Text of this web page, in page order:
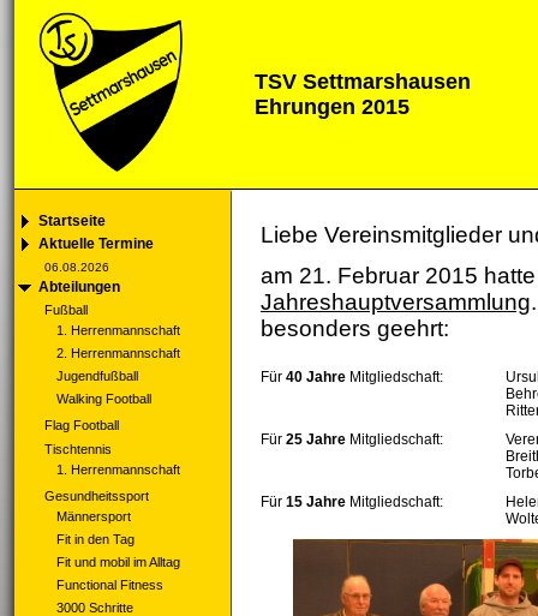
TSV Settmarshausen
Ehrungen 2015
Startseite
Aktuelle Termine
06.08.2026
Abteilungen
Fußball
1. Herrenmannschaft
2. Herrenmannschaft
Jugendfußball
Walking Football
Flag Football
Tischtennis
1. Herrenmannschaft
Gesundheitssport
Männersport
Fit in den Tag
Fit und mobil im Alltag
Functional Fitness
3000 Schritte
Liebe Vereinsmitglieder
am 21. Februar 2015
Jahreshauptversammlung
besonders geehrt:
Für 40 Jahre Mitgliedschaft:
Für 25 Jahre Mitgliedschaft:
Für 15 Jahre Mitgliedschaft: